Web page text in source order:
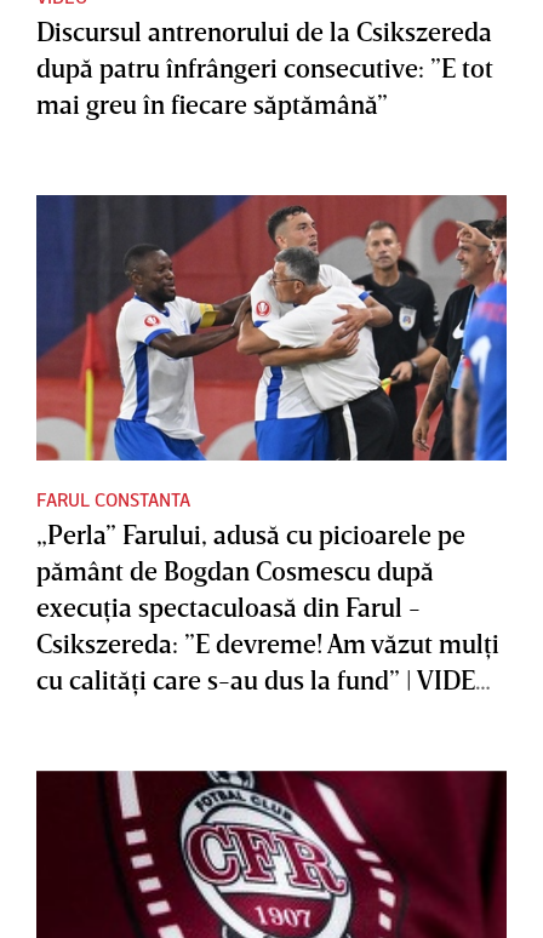
Discursul antrenorului de la Csikszereda
după patru înfrângeri consecutive: ”E tot
mai greu în fiecare săptămână”
FARUL CONSTANTA
„Perla” Farului, adusă cu picioarele pe
pământ de Bogdan Cosmescu după
execuţia spectaculoasă din Farul -
Csikszereda: ”E devreme! Am văzut mulţi
cu calităţi care s-au dus la fund” | VIDEO